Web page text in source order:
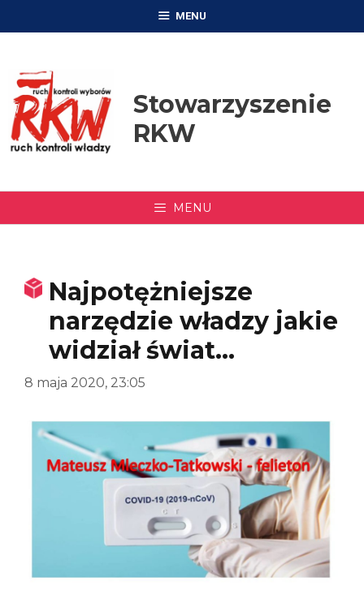
MENU
Stowarzyszenie
RKW
MENU
Najpotężniejsze
narzędzie władzy jakie
widział świat…
8 maja 2020, 23:05